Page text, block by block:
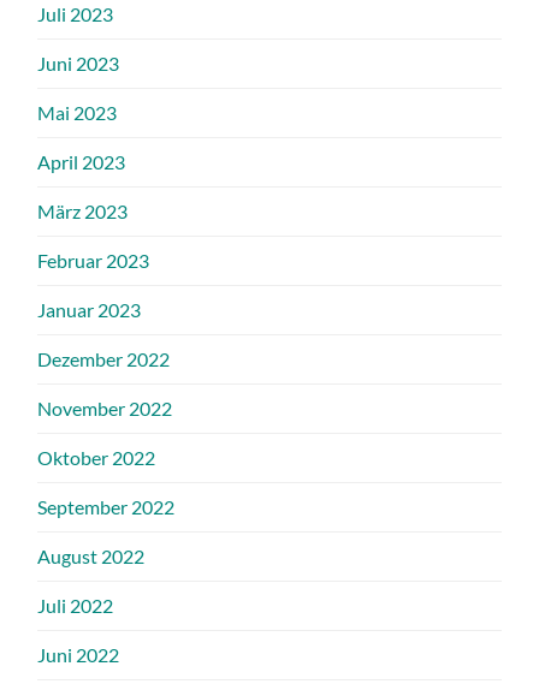
Juli 2023
Juni 2023
Mai 2023
April 2023
März 2023
Februar 2023
Januar 2023
Dezember 2022
November 2022
Oktober 2022
September 2022
August 2022
Juli 2022
Juni 2022